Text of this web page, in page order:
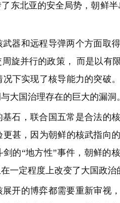
东北亚的安全局势，朝鲜
器和远程导弹两个方面取
旋并行的政策， 而是以有
下实现了核导能力的突破
大国治理存在的巨大的漏洞。
石，联合国五常是合法的
甚，因为朝鲜的核武指向
的“地方性”事件，朝鲜的
一定程度上改变了大国政治
开的博弈都需要重新审视